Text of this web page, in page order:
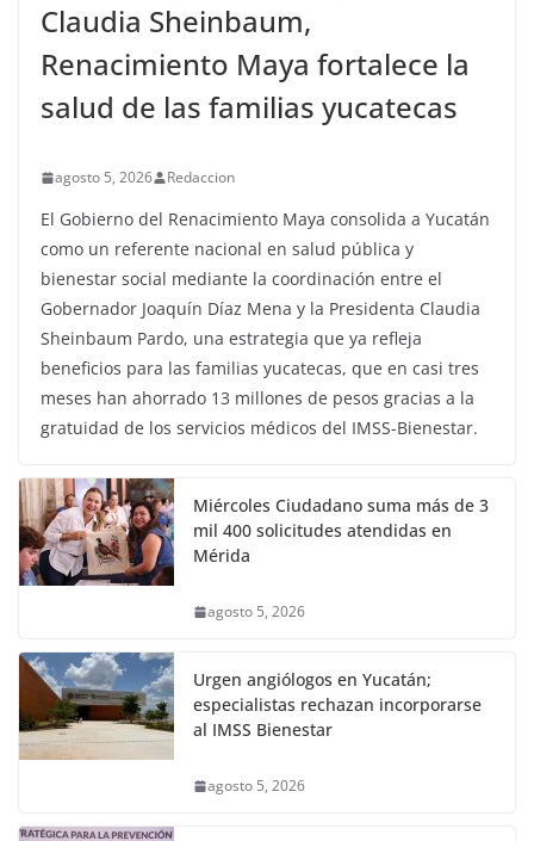
Claudia Sheinbaum,
Renacimiento Maya fortalece la
salud de las familias yucatecas
agosto 5, 2026 Redaccion
El Gobierno del Renacimiento Maya consolida a Yucatán
como un referente nacional en salud pública y
bienestar social mediante la coordinación entre el
Gobernador Joaquín Díaz Mena y la Presidenta Claudia
Sheinbaum Pardo, una estrategia que ya refleja
beneficios para las familias yucatecas, que en casi tres
meses han ahorrado 13 millones de pesos gracias a la
gratuidad de los servicios médicos del IMSS-Bienestar.
Miércoles Ciudadano suma más de 3
mil 400 solicitudes atendidas en
Mérida
agosto 5, 2026
Urgen angiólogos en Yucatán;
especialistas rechazan incorporarse
al IMSS Bienestar
agosto 5, 2026